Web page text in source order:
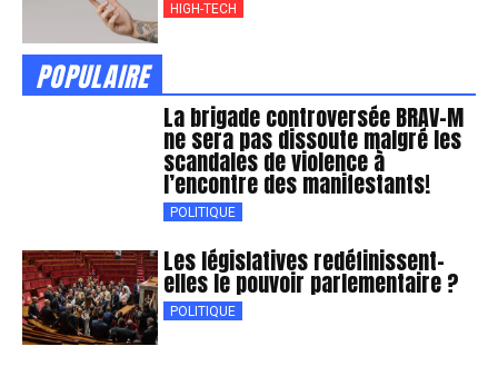
HIGH-TECH
POPULAIRE
La brigade controversée BRAV-M
ne sera pas dissoute malgré les
scandales de violence à
l’encontre des manifestants!
POLITIQUE
Les législatives redéfinissent-
elles le pouvoir parlementaire ?
POLITIQUE